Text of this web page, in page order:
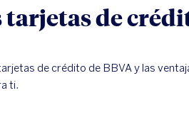
tarjetas de
de crédito de BBVA y las
ti.